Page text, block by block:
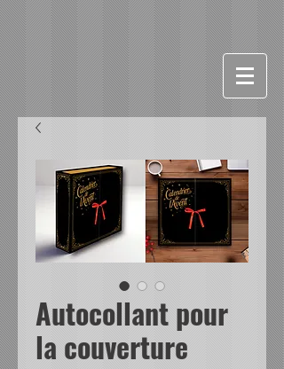
Autocollant pour
la couverture